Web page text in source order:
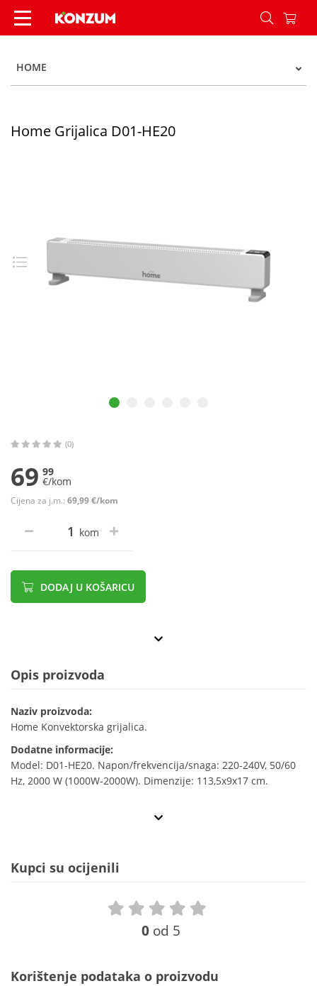
Home Grijalica D01-HE20 - Konzum
HOME
Home Grijalica D01-HE20
(0)
69 99
€/kom
Cijena za j.m.: 69,99 €/kom
kom
DODAJ U KOŠARICU
Opis proizvoda
Naziv proizvoda:
Home Konvektorska grijalica.
Dodatne informacije:
Model: D01-HE20. Napon/frekvencija/snaga: 220-240V, 50/60
Hz, 2000 W (1000W-2000W). Dimenzije: 113,5x9x17 cm.
Kupci su ocijenili
0 od 5
Korištenje podataka o proizvodu